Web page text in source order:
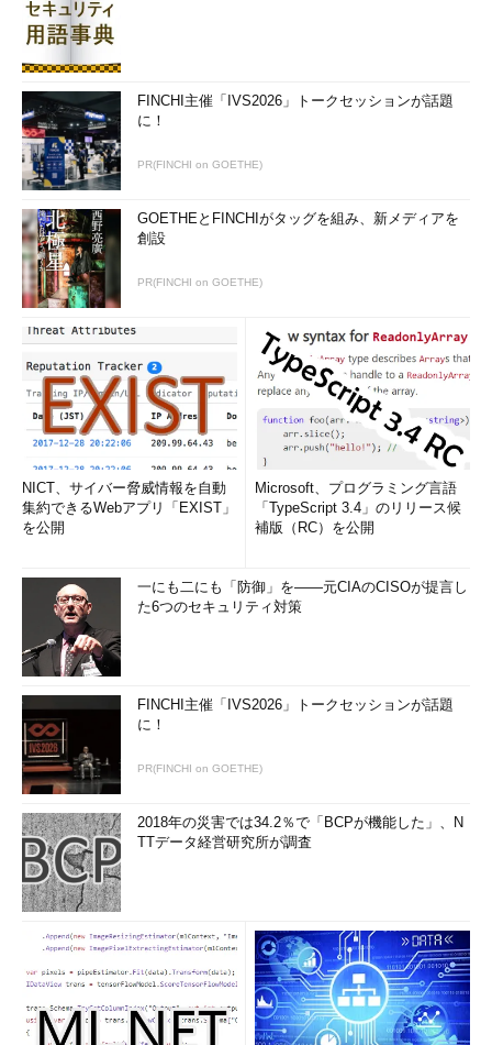
FINCHI主催「IVS2026」トークセッションが話題
に！
PR(FINCHI on GOETHE)
GOETHEとFINCHIがタッグを組み、新メディアを
創設
PR(FINCHI on GOETHE)
NICT、サイバー脅威情報を自動
集約できるWebアプリ「EXIST」
を公開
Microsoft、プログラミング言語
「TypeScript 3.4」のリリース候
補版（RC）を公開
一にも二にも「防御」を――元CIAのCISOが提言し
た6つのセキュリティ対策
FINCHI主催「IVS2026」トークセッションが話題
に！
PR(FINCHI on GOETHE)
2018年の災害では34.2％で「BCPが機能した」、N
TTデータ経営研究所が調査